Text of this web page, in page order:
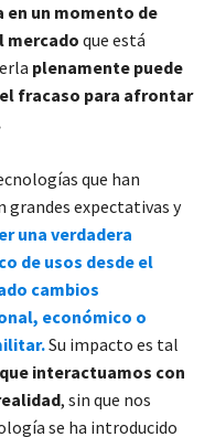
en un momento de
mercado que está
plenamente puede
fracaso para afrontar
que han
grandes expectativas y
una verdadera
de usos desde el
cambios
económico o
Su impacto es tal
interactuamos con
, sin que nos
se ha introducido